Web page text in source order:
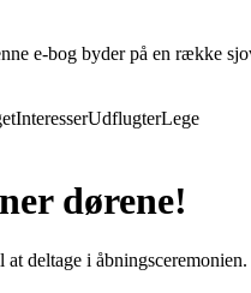
e-bog byder på en række
InteresserUdflugterLege
dørene!
deltage i